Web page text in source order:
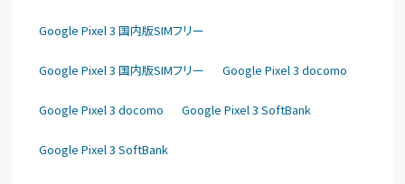
Google Pixel 3 国内版SIMフリー
Google Pixel 3 国内版SIMフリー Google Pixel 3 docomo
Google Pixel 3 docomo Google Pixel 3 SoftBank
Google Pixel 3 SoftBank